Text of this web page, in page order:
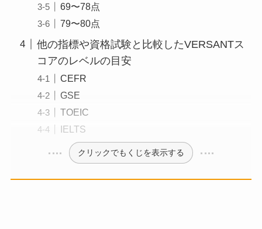
69〜78点
79〜80点
他の指標や資格試験と比較したVERSANTス
コアのレベルの目安
CEFR
GSE
TOEIC
IELTS
クリックでもくじを表示する